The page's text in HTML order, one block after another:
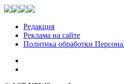
Редакция
Реклама на сайте
Политика обработки